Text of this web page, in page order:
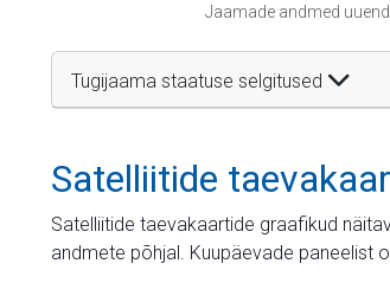
Jaamade andmed
Tugijaama staatuse selgitused
Satelliitide
Satelliitide taevakaartide graafikud
andmete põhjal. Kuupäevade paneelist